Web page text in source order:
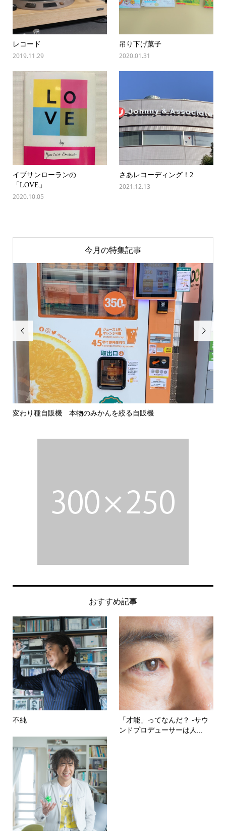
レコード
2019.11.29
吊り下げ菓子
2020.01.31
イブサンローランの
「LOVE」
2020.10.05
さあレコーディング！2
2021.12.13
今月の特集記事

変わり種自販機 本物のみかんを絞る自販機

おすすめ記事
不純
「才能」ってなんだ？ -サウ
ンドプロデューサーは人...